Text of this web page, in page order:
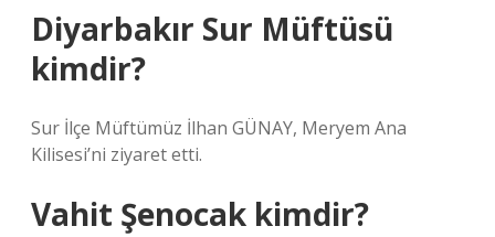
Diyarbakır Sur Müftüsü
kimdir?
Sur İlçe Müftümüz İlhan GÜNAY, Meryem Ana
Kilisesi’ni ziyaret etti.
Vahit Şenocak kimdir?